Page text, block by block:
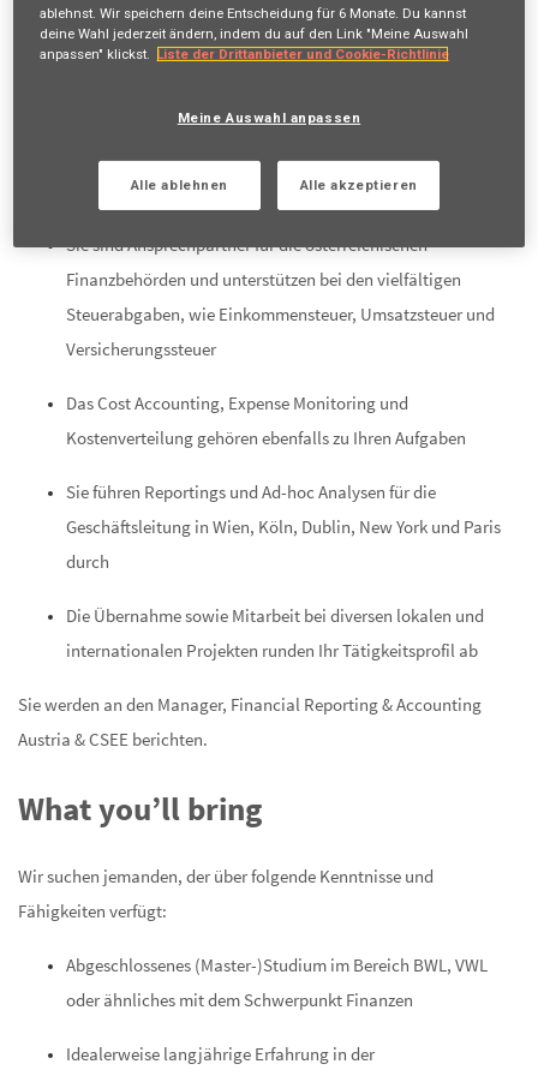
lokalem Budget sowie Durchführung und Buchung von
Forecast und Quartalsabschlüssen für die AXA XL Gruppe in
Sie übernehmen das Business Partnering und Technical
Controlling für Industrieversicherungssparten
Sie sind Ansprechpartner für die österreichischen
Finanzbehörden und unterstützen bei den vielfältigen
Steuerabgaben, wie Einkommensteuer, Umsatzsteuer und
Versicherungssteuer
Das Cost Accounting, Expense Monitoring und
Kostenverteilung gehören ebenfalls zu Ihren Aufgaben
Sie führen Reportings und Ad-hoc Analysen für die
Geschäftsleitung in Wien, Köln, Dublin, New York und Paris
durch
Die Übernahme sowie Mitarbeit bei diversen lokalen und
internationalen Projekten runden Ihr Tätigkeitsprofil ab
Sie werden an den Manager, Financial Reporting & Accounting
Austria & CSEE berichten.
What you’ll bring
Wir suchen jemanden, der über folgende Kenntnisse und
Fähigkeiten verfügt:
Abgeschlossenes (Master-)Studium im Bereich BWL, VWL
oder ähnliches mit dem Schwerpunkt Finanzen
Idealerweise langjährige Erfahrung in der
ablehnst. Wir speichern deine Entscheidung für 6 Monate . Du kannst
deine Wahl jederzeit ändern, indem du auf den Link "Meine Auswahl
anpassen" klickst.
Liste der Drittanbieter und Cookie-Richtlinie
Meine Auswahl anpassen
Alle ablehnen Alle akzeptieren